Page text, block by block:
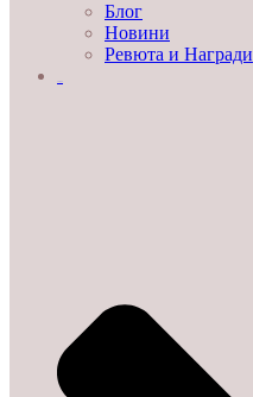
Блог
Новини
Ревюта и Награди